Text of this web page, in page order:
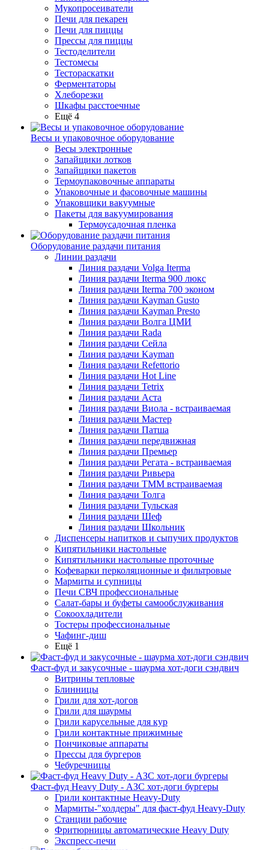
Мукопросеиватели
Печи для пекарен
Печи для пиццы
Прессы для пиццы
Тестоделители
Тестомесы
Тестораскатки
Ферментаторы
Хлеборезки
Шкафы расстоечные
Ещё 4
Весы и упаковочное оборудование
Весы электронные
Запайщики лотков
Запайщики пакетов
Термоупаковочные аппараты
Упаковочные и фасовочные машины
Упаковщики вакуумные
Пакеты для вакуумирования
Термоусадочная пленка
Оборудование раздачи питания
Линии раздачи
Линия раздачи Volga Iterma
Линия раздачи Iterma 900 люкс
Линия раздачи Iterma 700 эконом
Линия раздачи Kayman Gusto
Линия раздачи Kayman Presto
Линия раздачи Волга ЦМИ
Линия раздачи Rada
Линия раздачи Сейла
Линия раздачи Kayman
Линия раздачи Refettorio
Линия раздачи Hot Line
Линия раздачи Tetrix
Линия раздачи Аста
Линия раздачи Виола - встраиваемая
Линия раздачи Мастер
Линия раздачи Патша
Линия раздачи передвижная
Линия раздачи Премьер
Линия раздачи Регата - встраиваемая
Линия раздачи Ривьера
Линия раздачи ТММ встраиваемая
Линия раздачи Толга
Линия раздачи Тульская
Линия раздачи Шеф
Линия раздачи Школьник
Диспенсеры напитков и сыпучих продуктов
Кипятильники настольные
Кипятильники настольные проточные
Кофеварки перколяционные и фильтровые
Мармиты и супницы
Печи СВЧ профессиональные
Салат-бары и буфеты самообслуживания
Сокоохладители
Тостеры профессиональные
Чафинг-диш
Ещё 1
Фаст-фуд и закусочные - шаурма хот-доги сэндвич
Витрины тепловые
Блинницы
Грили для хот-догов
Грили для шаурмы
Грили карусельные для кур
Грили контактные прижимные
Пончиковые аппараты
Прессы для бургеров
Чебуречницы
Фаст-фуд Heavy Duty - АЗС хот-доги бургеры
Грили контактные Heavy-Duty
Мармиты-"холдеры" для фаст-фуд Heavy-Duty
Станции рабочие
Фритюрницы автоматические Heavy Duty
Экспресс-печи